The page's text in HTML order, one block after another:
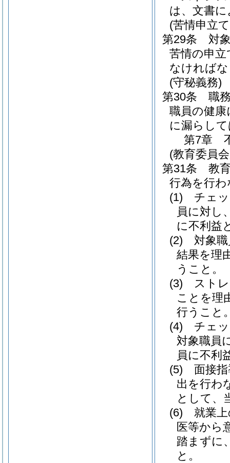
は、文書
(苦情申立
第29条
対
苦情の申
なければ
(守秘義務)
第30条
職
職員の健
に漏らし
第7章
(教育委員
第31条
教
行為を行
(1)
チェ
員に対し
に不利益
(2)
対象
結果を理
うこと。
(3)
スト
ことを理
行うこと
(4)
チェ
対象職員
員に不利
(5)
面接
出を行わ
として、
(6)
就業
医等から
踏まずに
と。